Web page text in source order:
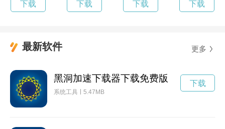
下载 下载 下载 下载
最新软件 更多
黑洞加速下载器下载免费版
系统工具 5.47MB
下载